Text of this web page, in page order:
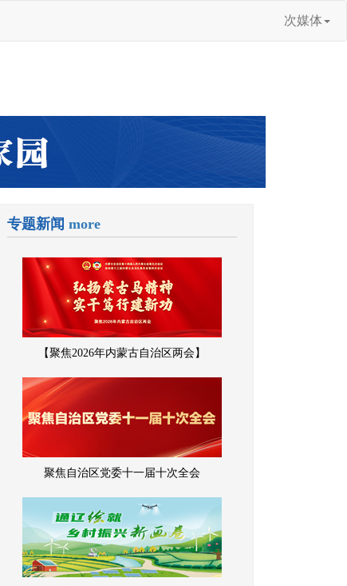
次媒体
专题新闻 more
【聚焦2026年内蒙古自治区两会】
聚焦自治区党委十一届十次全会